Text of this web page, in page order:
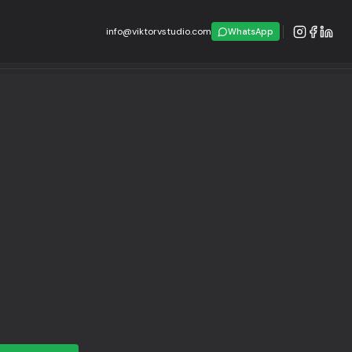
info@viktorvstudio.com WhatsApp